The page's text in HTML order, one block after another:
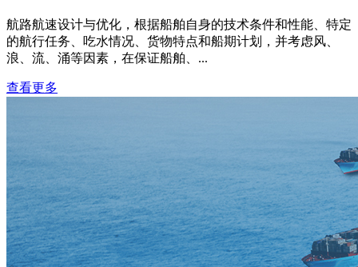
航路航速设计与优化，根据船舶自身的技术条件和性能、特定
的航行任务、吃水情况、货物特点和船期计划，并考虑风、
浪、流、涌等因素，在保证船舶、...
查看更多